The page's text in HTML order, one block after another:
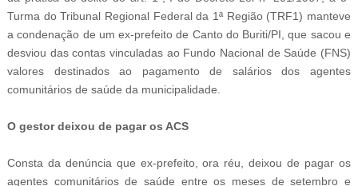
Turma do Tribunal Regional Federal da 1ª Região (TRF1) manteve
a condenação de um ex-prefeito de Canto do Buriti/PI, que sacou e
desviou das contas vinculadas ao Fundo Nacional de Saúde (FNS)
valores destinados ao pagamento de salários dos agentes
comunitários de saúde da municipalidade.
O gestor deixou de pagar os ACS
Consta da denúncia que ex-prefeito, ora réu, deixou de pagar os
agentes comunitários de saúde entre os meses de setembro e